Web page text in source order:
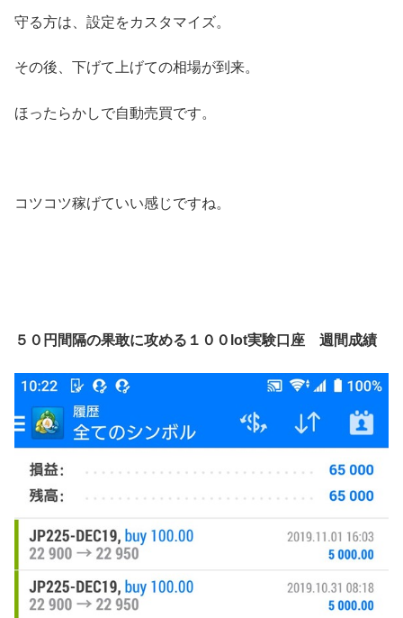
守る方は、設定をカスタマイズ。
その後、下げて上げての相場が到来。
ほったらかしで自動売買です。
コツコツ稼げていい感じですね。
５０円間隔の果敢に攻める１００lot実験口座 週間成績